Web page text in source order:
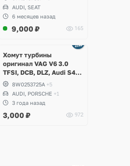
Evo, DAZA, DNWA, DNWB
AUDI, SEAT
6 месяцев назад
9,000 ₽ 165
Хомут турбины
оригинал VAG V6 3.0
TFSI, DCB, DLZ, Audi S4
B9, S5, A6 C8, A7, SQ5,
Q7, Q8, Porsche Macan,
Cayenne E3, Panamera
971, Volkswagen Touareg
8W0253725A +5
AUDI, PORSCHE +1
3 года назад
3,000 ₽ 972